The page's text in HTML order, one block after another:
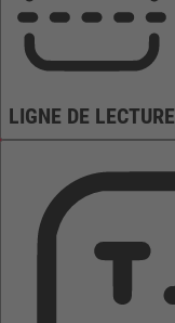
LIGNE DE LECTURE